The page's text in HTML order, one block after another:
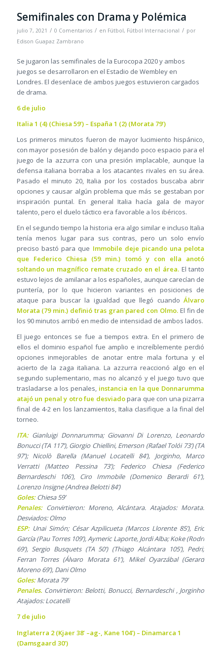
Semifinales con Drama y Polémica
julio 7, 2021 / 0 Comentarios / en Fútbol, Fútbol Internacional / por
Edison Guapaz Zambrano
Se jugaron las semifinales de la Eurocopa 2020 y ambos
juegos se desarrollaron en el Estadio de Wembley en
Londres. El desenlace de ambos juegos estuvieron cargados
de drama.
6 de julio
Italia 1 (4) (Chiesa 59’) – España 1 (2) (Morata 79’)
Los primeros minutos fueron de mayor lucimiento hispánico,
con mayor posesión de balón y dejando poco espacio para el
juego de la azzurra con una presión implacable, aunque la
defensa italiana borraba a los atacantes rivales en su área.
Pasado el minuto 20, Italia por los costados buscaba abrir
opciones y causar algún problema que más se gestaban por
inspiración puntal. En general Italia hacía gala de mayor
talento, pero el duelo táctico era favorable a los ibéricos.
En el segundo tiempo la historia era algo similar e incluso Italia
tenía menos lugar para sus contras, pero un solo envío
preciso bastó para que Immobile deje picando una pelota
que Federico Chiesa (59 min.) tomó y con ella anotó
soltando un magnífico remate cruzado en el área. El tanto
estuvo lejos de amilanar a los españoles, aunque carecían de
puntería, por lo que hicieron variantes en posiciones de
ataque para buscar la igualdad que llegó cuandoÁlvaro
Morata (79 min.) definió tras gran pared con Olmo. El fin de
los 90 minutos arribó en medio de intensidad de ambos lados.
El juego entonces se fue a tiempos extra. En el primero de
ellos el dominio español fue amplio e increíblemente perdió
opciones inmejorables de anotar entre mala fortuna y el
acierto de la zaga italiana. La azzurra reaccionó algo en el
segundo suplementario, mas no alcanzó y el juego tuvo que
trasladarse a los penales, instancia en la que Donnarumma
atajó un penal y otro fue desviadopara que con una pizarra
final de 4-2 en los lanzamientos, Italia clasifique a la final del
torneo.
ITA:Gianluigi Donnarumma; Giovanni Di Lorenzo, Leonardo
Bonucci (TA 117’), Giorgio Chiellini, Emerson (Rafael Tolói 73’) (TA
97’); Nicolò Barella (Manuel Locatelli 84’), Jorginho, Marco
Verratti (Matteo Pessina 73’); Federico Chiesa (Federico
Bernardeschi 106’), Ciro Immobile (Domenico Berardi 61’),
Lorenzo Insigne (Andrea Belotti 84’)
Goles:Chiesa 59’
Penales:Convirtieron: Moreno, Alcántara. Atajados: Morata.
Desviados: Olmo
ESP:Unai Simón; César Azpilicueta (Marcos Llorente 85’), Eric
García (Pau Torres 109’), Aymeric Laporte, Jordi Alba; Koke (Rodri
69’), Sergio Busquets (TA 50’) (Thiago Alcántara 105’), Pedri;
Ferran Torres (Álvaro Morata 61’), Mikel Oyarzábal (Gerard
Moreno 69’), Dani Olmo
Goles:Morata 79’
Penales. Convirtieron: Belotti, Bonucci, Bernardeschi , Jorginho
Atajados: Locatelli
7 de julio
Inglaterra 2 (Kjaer 38’ –ag-, Kane 104’) – Dinamarca 1
(Damsgaard 30’)